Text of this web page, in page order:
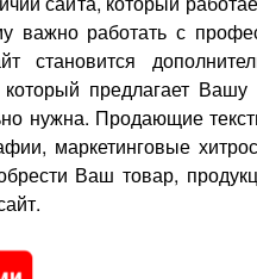
важно работать с
становится
предлагает Вашу
нужна. Продающие
маркетинговые
Ваш товар,